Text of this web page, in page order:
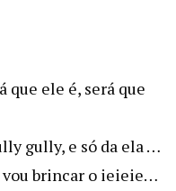
que ele é, será que
gully, e só da ela …
vou brincar o ieieie…